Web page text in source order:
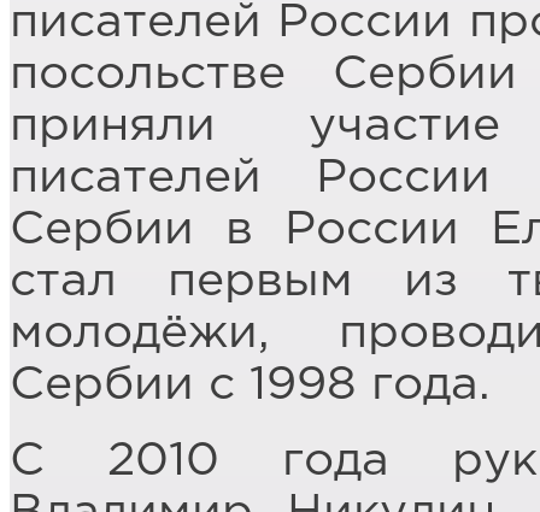
писателей России
посольстве
приняли
писателей
Сербии в России
стал первым из
молодёжи,
Сербии с 1998 года.
С 2010 года